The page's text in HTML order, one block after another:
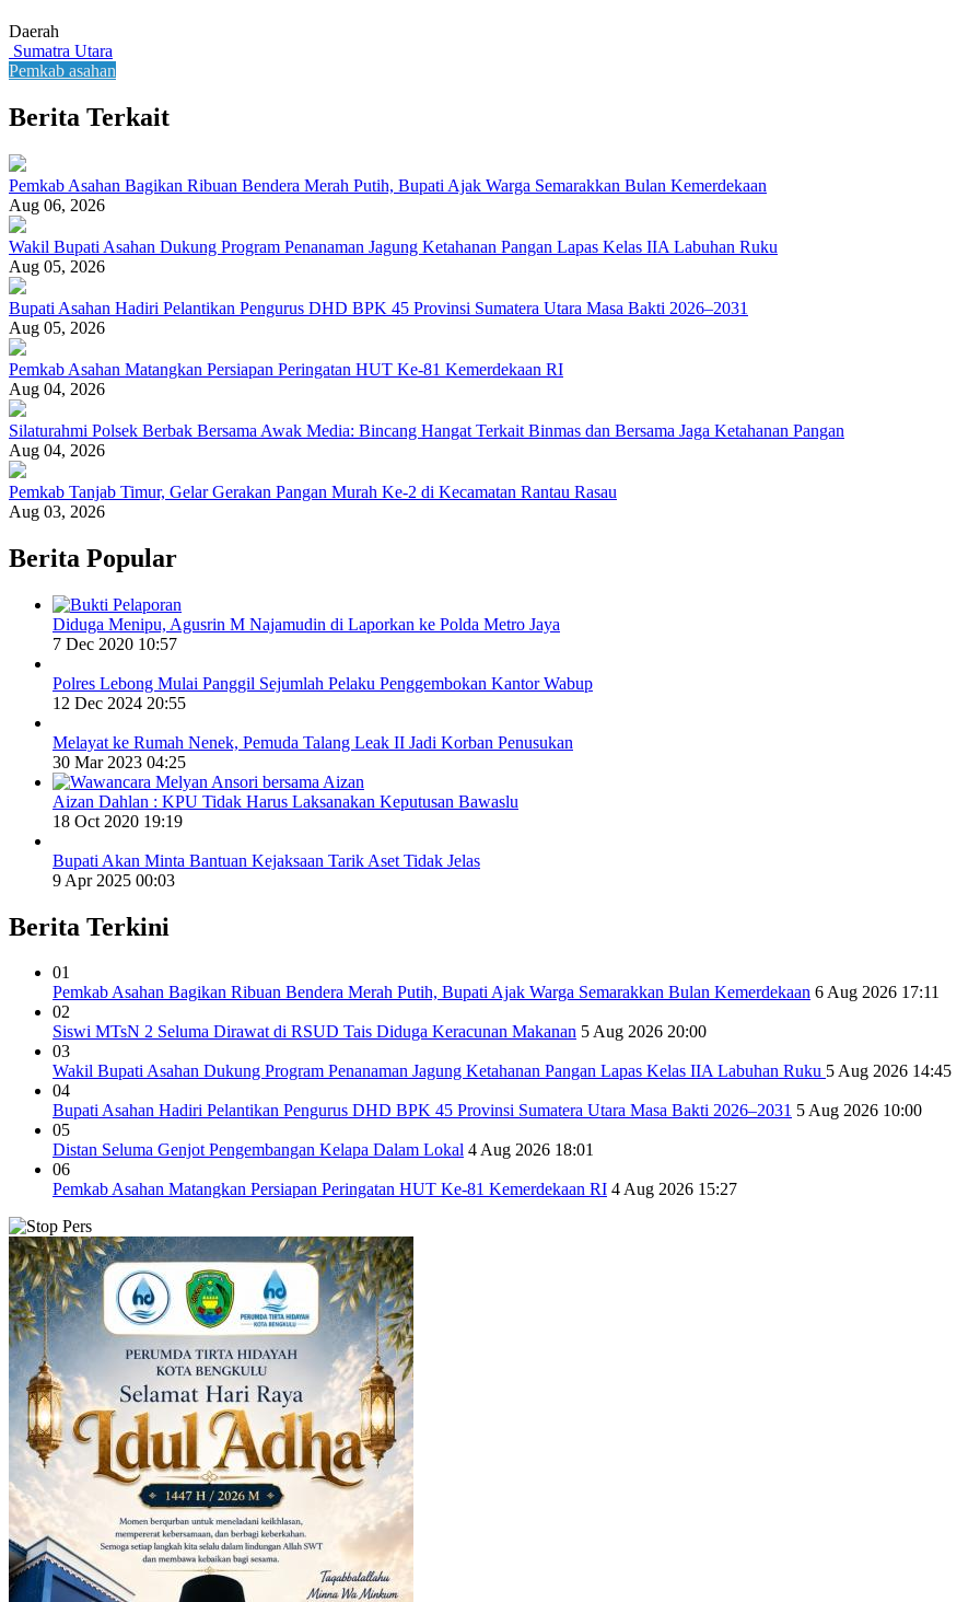
Daerah
Sumatra Utara
Pemkab asahan
Berita Terkait
Pemkab Asahan Bagikan Ribuan Bendera Merah Putih, Bupati Ajak Warga Semarakkan Bulan Kemerdekaan
Aug 06, 2026
Wakil Bupati Asahan Dukung Program Penanaman Jagung Ketahanan Pangan Lapas Kelas IIA Labuhan Ruku
Aug 05, 2026
Bupati Asahan Hadiri Pelantikan Pengurus DHD BPK 45 Provinsi Sumatera Utara Masa Bakti 2026–2031
Aug 05, 2026
Pemkab Asahan Matangkan Persiapan Peringatan HUT Ke-81 Kemerdekaan RI
Aug 04, 2026
Silaturahmi Polsek Berbak Bersama Awak Media: Bincang Hangat Terkait Binmas dan Bersama Jaga Ketahanan Pangan
Aug 04, 2026
Pemkab Tanjab Timur, Gelar Gerakan Pangan Murah Ke-2 di Kecamatan Rantau Rasau
Aug 03, 2026
Berita Popular
Diduga Menipu, Agusrin M Najamudin di Laporkan ke Polda Metro Jaya
7 Dec 2020 10:57
Polres Lebong Mulai Panggil Sejumlah Pelaku Penggembokan Kantor Wabup
12 Dec 2024 20:55
Melayat ke Rumah Nenek, Pemuda Talang Leak II Jadi Korban Penusukan
30 Mar 2023 04:25
Aizan Dahlan : KPU Tidak Harus Laksanakan Keputusan Bawaslu
18 Oct 2020 19:19
Bupati Akan Minta Bantuan Kejaksaan Tarik Aset Tidak Jelas
9 Apr 2025 00:03
Berita Terkini
01
Pemkab Asahan Bagikan Ribuan Bendera Merah Putih, Bupati Ajak Warga Semarakkan Bulan Kemerdekaan 6 Aug 2026 17:11
02
Siswi MTsN 2 Seluma Dirawat di RSUD Tais Diduga Keracunan Makanan 5 Aug 2026 20:00
03
Wakil Bupati Asahan Dukung Program Penanaman Jagung Ketahanan Pangan Lapas Kelas IIA Labuhan Ruku 5 Aug 2026 14:45
04
Bupati Asahan Hadiri Pelantikan Pengurus DHD BPK 45 Provinsi Sumatera Utara Masa Bakti 2026–2031 5 Aug 2026 10:00
05
Distan Seluma Genjot Pengembangan Kelapa Dalam Lokal 4 Aug 2026 18:01
06
Pemkab Asahan Matangkan Persiapan Peringatan HUT Ke-81 Kemerdekaan RI 4 Aug 2026 15:27